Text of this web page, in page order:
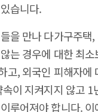
습니다.
을 만나 다가구주
는 경우에 대한 최
, 외국인 피해자에
이 지켜지지 않고
루어져야 합니다.